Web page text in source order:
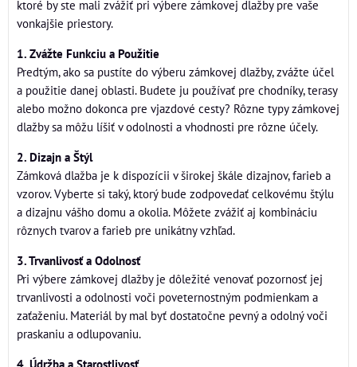
ktoré by ste mali zvážiť pri výbere zámkovej dlažby pre vaše
vonkajšie priestory.
1. Zvážte Funkciu a Použitie
Predtým, ako sa pustíte do výberu zámkovej dlažby, zvážte účel
a použitie danej oblasti. Budete ju používať pre chodníky, terasy
alebo možno dokonca pre vjazdové cesty? Rôzne typy zámkovej
dlažby sa môžu líšiť v odolnosti a vhodnosti pre rôzne účely.
2. Dizajn a Štýl
Zámková dlažba je k dispozícii v širokej škále dizajnov, farieb a
vzorov. Vyberte si taký, ktorý bude zodpovedať celkovému štýlu
a dizajnu vášho domu a okolia. Môžete zvážiť aj kombináciu
rôznych tvarov a farieb pre unikátny vzhľad.
3. Trvanlivosť a Odolnosť
Pri výbere zámkovej dlažby je dôležité venovať pozornosť jej
trvanlivosti a odolnosti voči poveternostným podmienkam a
zaťaženiu. Materiál by mal byť dostatočne pevný a odolný voči
praskaniu a odlupovaniu.
4. Údržba a Starostlivosť